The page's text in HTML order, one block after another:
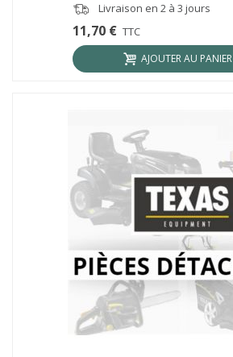
Livraison en 2 à 3 jours
11,70 € TTC
AJOUTER AU PANIER